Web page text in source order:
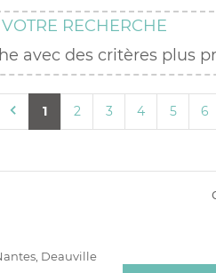
DÉCOUVERTE
EXPERT
INCONTOURNABLE
RANDONNÉE
AUTOTOUR
RECHERCHE
avec des critères plus
1 2 3 4 5 6
Deauville